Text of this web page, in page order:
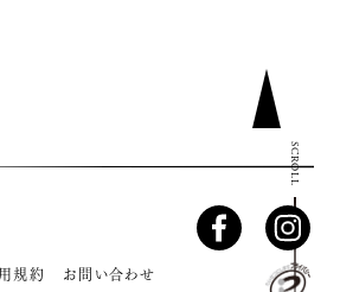
SCROLL
規約 お問い合わせ